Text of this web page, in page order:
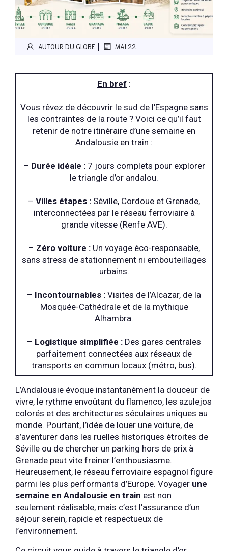
AUTOUR DU GLOBE | MAI 22
En bref :
Vous rêvez de découvrir le sud de l’Espagne sans
les contraintes de la route ? Voici ce qu’il faut
retenir de notre itinéraire d’une semaine en
Andalousie en train :
– Durée idéale :7 jours complets pour explorer
le triangle d’or andalou.
– Villes étapes : Séville, Cordoue et Grenade,
interconnectées par le réseau ferroviaire à
grande vitesse (Renfe AVE).
– Zéro voiture :Un voyage éco-responsable,
sans stress de stationnement ni embouteillages
urbains.
– Incontournables : Visites de l’Alcazar, de la
Mosquée-Cathédrale et de la mythique
Alhambra.
– Logistique simplifiée : Des gares centrales
parfaitement connectées aux réseaux de
transports en commun locaux (métro, bus).
L’Andalousie évoque instantanément la douceur de
vivre, le rythme envoûtant du flamenco, les azulejos
colorés et des architectures séculaires uniques au
monde. Pourtant, l’idée de louer une voiture, de
s’aventurer dans les ruelles historiques étroites de
Séville ou de chercher un parking hors de prix à
Grenade peut vite freiner l’enthousiasme.
Heureusement, le réseau ferroviaire espagnol figure
parmi les plus performants d’Europe. Voyager une
semaine en Andalousie en train est non
seulement réalisable, mais c’est l’assurance d’un
séjour serein, rapide et respectueux de
l’environnement.